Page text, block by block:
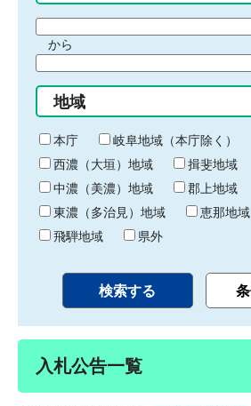
間
始
り
から
間
終
わ
り
地域
本庁
岐阜地域（本庁除く）
西濃（大垣）地域
揖斐地域
中濃（美濃）地域
郡上地域
東濃（多治見）地域
恵那地域
飛騨地域
県外
入札公告一覧